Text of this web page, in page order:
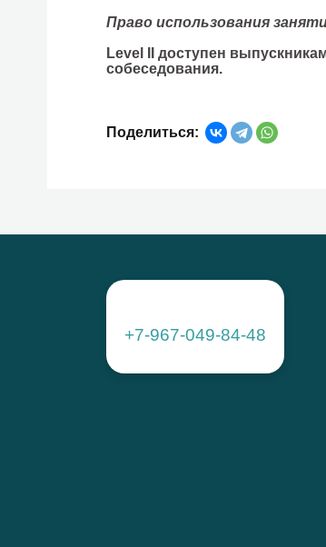
Право использования
Level II доступен
собеседования.
Поделиться:
+7-967-049-84-48